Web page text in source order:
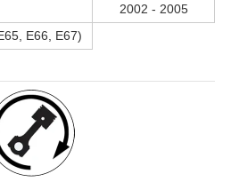
2002 - 2005
E66, E67)